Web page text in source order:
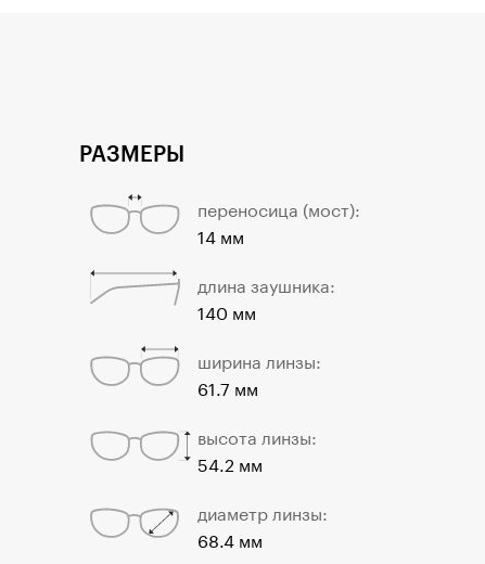
РАЗМЕРЫ
переносица (мост):
14 мм
длина заушника:
140 мм
ширина линзы:
61.7 мм
высота линзы:
54.2 мм
диаметр линзы:
68.4 мм